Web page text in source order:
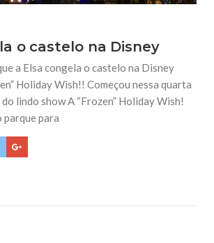
o castelo na Disney
a Elsa congela o castelo na Disney
Holiday Wish!! Começou nessa quarta
lindo show A “Frozen” Holiday Wish!
parque para